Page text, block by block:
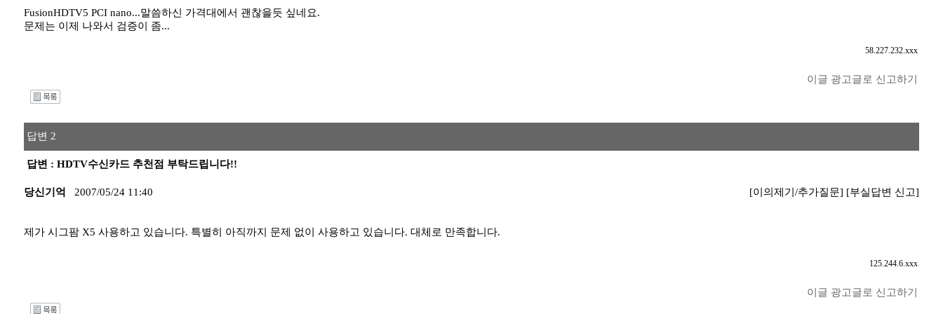
FusionHDTV5 PCI nano...말씀하신 가격대에서 괜찮을듯 싶네요.
문제는 이제 나와서 검증이 좀...
58.227.232.xxx
이글 광고글로 신고하기
답변 2
답변 : HDTV수신카드 추천점 부탁드립니다!!
당신기억 2007/05/24 11:40 [이의제기/추가질문] [부실답변 신고]
제가 시그팜 X5 사용하고 있습니다. 특별히 아직까지 문제 없이 사용하고 있습니다. 대체로 만족합니다.
125.244.6.xxx
이글 광고글로 신고하기